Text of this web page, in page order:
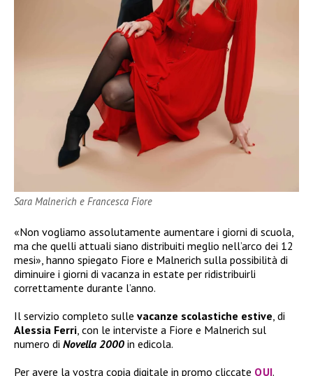
Sara Malnerich e Francesca Fiore
«Non vogliamo assolutamente aumentare i giorni di scuola,
ma che quelli attuali siano distribuiti meglio nell’arco dei 12
mesi», hanno spiegato Fiore e Malnerich sulla possibilità di
diminuire i giorni di vacanza in estate per ridistribuirli
correttamente durante l’anno.
Il servizio completo sulle vacanze scolastiche estive , di
Alessia Ferri , con le interviste a Fiore e Malnerich sul
numero di Novella 2000 in edicola.
Per avere la vostra copia digitale in promo cliccate QUI.